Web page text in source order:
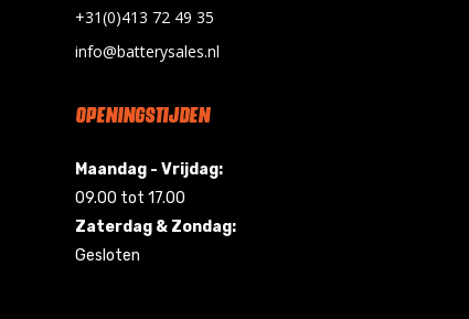
+31(0)413 72 49 35
info@batterysales.nl
OPENINGSTIJDEN
Maandag - Vrijdag:
09.00 tot 17.00
Zaterdag & Zondag:
Gesloten